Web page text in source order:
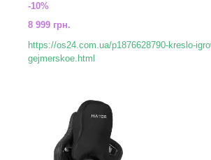
-10%
8 999 грн.
https://os24.com.ua/p1876628790-kreslo-
gejmerskoe.html